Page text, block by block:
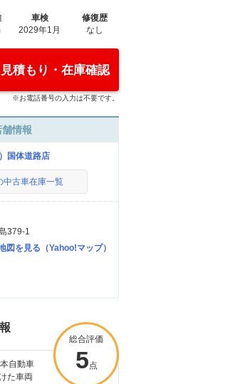
車検
2029年1月
修復歴
なし
見積もり・在庫確認
※お電話番号の入力は不要です。
舗情報
国体道路店
中古車在庫一覧
379-1
図を見る（Yahoo!マップ）
総合評価
5点
自動車
た車両